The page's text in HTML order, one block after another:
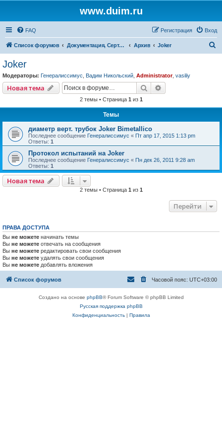
www.duim.ru
FAQ Вход
Регистрация
Список форумов Документация, Сертификаты, Стандарты, Нормы, Правила, Нормативы, Регламенты Архив Joker
Joker
Модераторы: Генералиссимус Вадим Никольский Administrator, vasiliy
Новая тема Поиск
2 темы • Страница 1 из 1
Темы
диаметр верт. трубок Joker Bimetallico
Последнее сообщение Генералиссимус « Пт апр 17, 2015 1:13 pm
Ответы: 1
Протокол испытаний на Joker
Последнее сообщение Генералиссимус « Пн дек 26, 2011 9:28 am
Ответы: 1
Новая тема
2 темы • Страница 1 из 1
Перейти
ПРАВА ДОСТУПА
Вы не можете начинать темы
Вы не можете отвечать на сообщения
Вы не можете редактировать свои сообщения
Вы не можете удалять свои сообщения
Вы не можете добавлять вложения
Список форумов Часовой пояс: UTC+03:00
Создано на основе phpBB® Forum Software © phpBB Limited
Русская поддержка phpBB
Конфиденциальность| Правила